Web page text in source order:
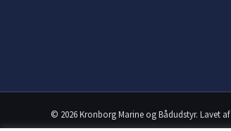
© 2026 Kronborg Marine og Bådudstyr. Lavet af